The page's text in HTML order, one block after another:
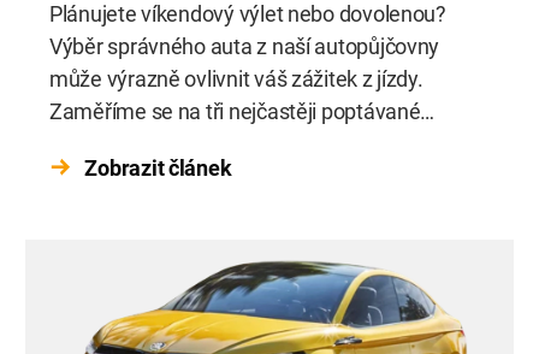
Plánujete víkendový výlet nebo dovolenou?
Výběr správného auta z naší autopůjčovny
může výrazně ovlivnit váš zážitek z jízdy.
Zaměříme se na tři nejčastěji poptávané
Zobrazit článek